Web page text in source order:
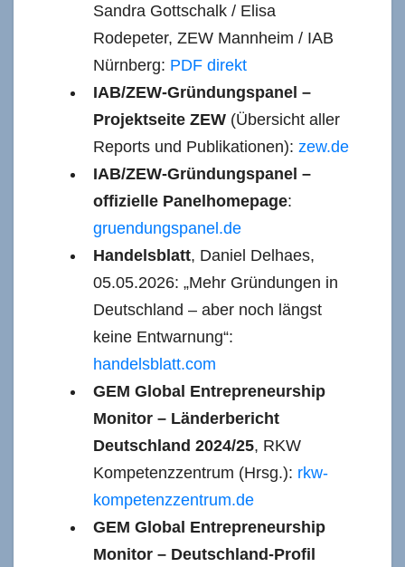
Sandra Gottschalk / Elisa
Rodepeter, ZEW Mannheim / IAB
Nürnberg: PDF direkt
IAB/ZEW-Gründungspanel –
Projektseite ZEW (Übersicht aller
Reports und Publikationen): zew.de
IAB/ZEW-Gründungspanel –
offizielle Panelhomepage:
gruendungspanel.de
Handelsblatt, Daniel Delhaes,
05.05.2026: „Mehr Gründungen in
Deutschland – aber noch längst
keine Entwarnung“:
handelsblatt.com
GEM Global Entrepreneurship
Monitor – Länderbericht
Deutschland 2024/25, RKW
Kompetenzzentrum (Hrsg.): rkw-
kompetenzzentrum.de
GEM Global Entrepreneurship
Monitor – Deutschland-Profil